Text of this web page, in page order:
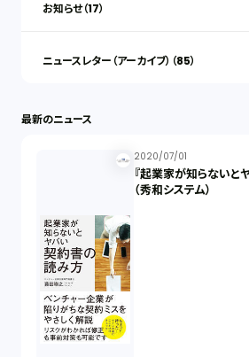
お知らせ（17）
ニュースレター（アーカイブ）（85）
最新のニュース
2020/07/01
『起業家が知らないと
（秀和システム）